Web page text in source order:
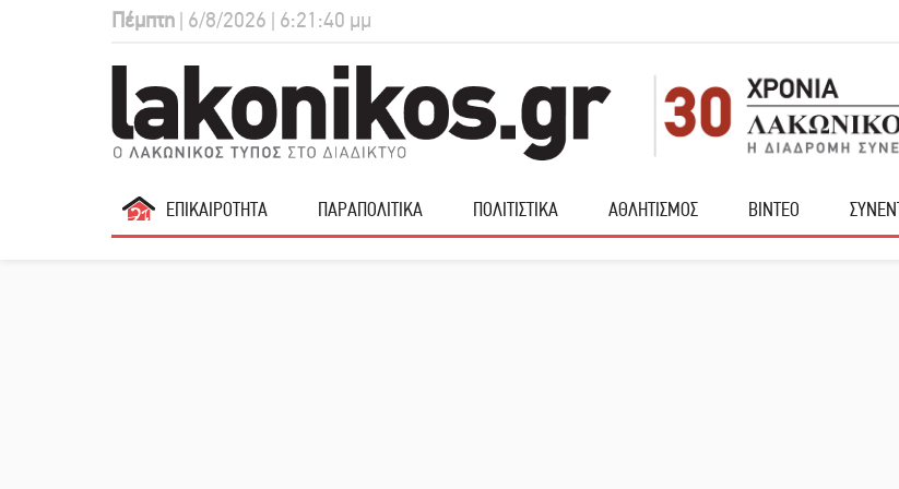
Πέμπτη | 6/8/2026 | 6:21:41 μμ
ΕΠΙΚΑΙΡΟΤΗΤΑ ΠΑΡΑΠΟΛΙΤΙΚΑ ΠΟΛΙΤΙΣΤΙΚΑ ΑΘΛΗΤΙΣΜΟΣ ΒΙΝΤΕΟ